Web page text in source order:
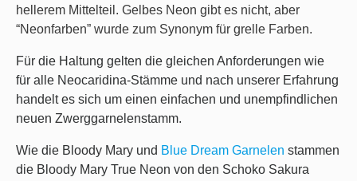
hellerem Mittelteil. Gelbes Neon gibt es nicht, aber
“Neonfarben” wurde zum Synonym für grelle Farben.
Für die Haltung gelten die gleichen Anforderungen wie
für alle Neocaridina-Stämme und nach unserer Erfahrung
handelt es sich um einen einfachen und unempfindlichen
neuen Zwerggarnelenstamm.
Wie die Bloody Mary und Blue Dream Garnelen stammen
die Bloody Mary True Neon von den Schoko Sakura